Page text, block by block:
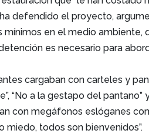
defendido el proyecto,
en el medio ambiente,
es necesario para
cargaban con carteles y
“No a la gestapo del pantano”
con megáfonos eslóganes
miedo, todos son bienvenidos”.